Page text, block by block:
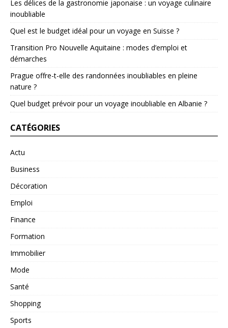
Les délices de la gastronomie japonaise : un voyage culinaire
inoubliable
Quel est le budget idéal pour un voyage en Suisse ?
Transition Pro Nouvelle Aquitaine : modes d’emploi et
démarches
Prague offre-t-elle des randonnées inoubliables en pleine
nature ?
Quel budget prévoir pour un voyage inoubliable en Albanie ?
CATÉGORIES
Actu
Business
Décoration
Emploi
Finance
Formation
Immobilier
Mode
Santé
Shopping
Sports